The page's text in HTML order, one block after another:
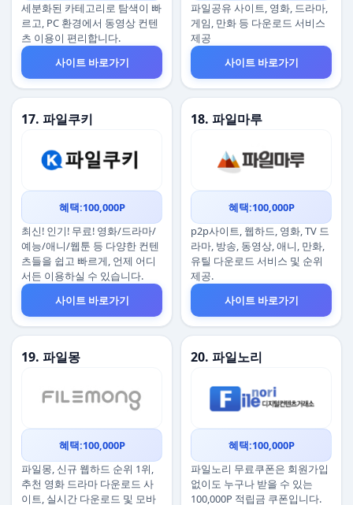
세분화된 카테고리로 탐색이 빠
르고, PC 환경에서 동영상 컨텐
츠 이용이 편리합니다.
사이트 바로가기
파일공유 사이트, 영화, 드라마,
게임, 만화 등 다운로드 서비스
제공
사이트 바로가기
17. 파일쿠키
혜택:100,000P
최신! 인기! 무료! 영화/드라마/
예능/애니/웹툰 등 다양한 컨텐
츠들을 쉽고 빠르게, 언제 어디
서든 이용하실 수 있습니다.
사이트 바로가기
18. 파일마루
혜택:100,000P
p2p사이트, 웹하드, 영화, TV 드
라마, 방송, 동영상, 애니, 만화,
유틸 다운로드 서비스 및 순위
제공.
사이트 바로가기
19. 파일몽
혜택:100,000P
파일몽, 신규 웹하드 순위 1위,
추천 영화 드라마 다운로드 사
이트, 실시간 다운로드 및 모바
20. 파일노리
혜택:100,000P
파일노리 무료쿠폰은 회원가입
없이도 누구나 받을 수 있는
100,000P 적립금 쿠폰입니다.